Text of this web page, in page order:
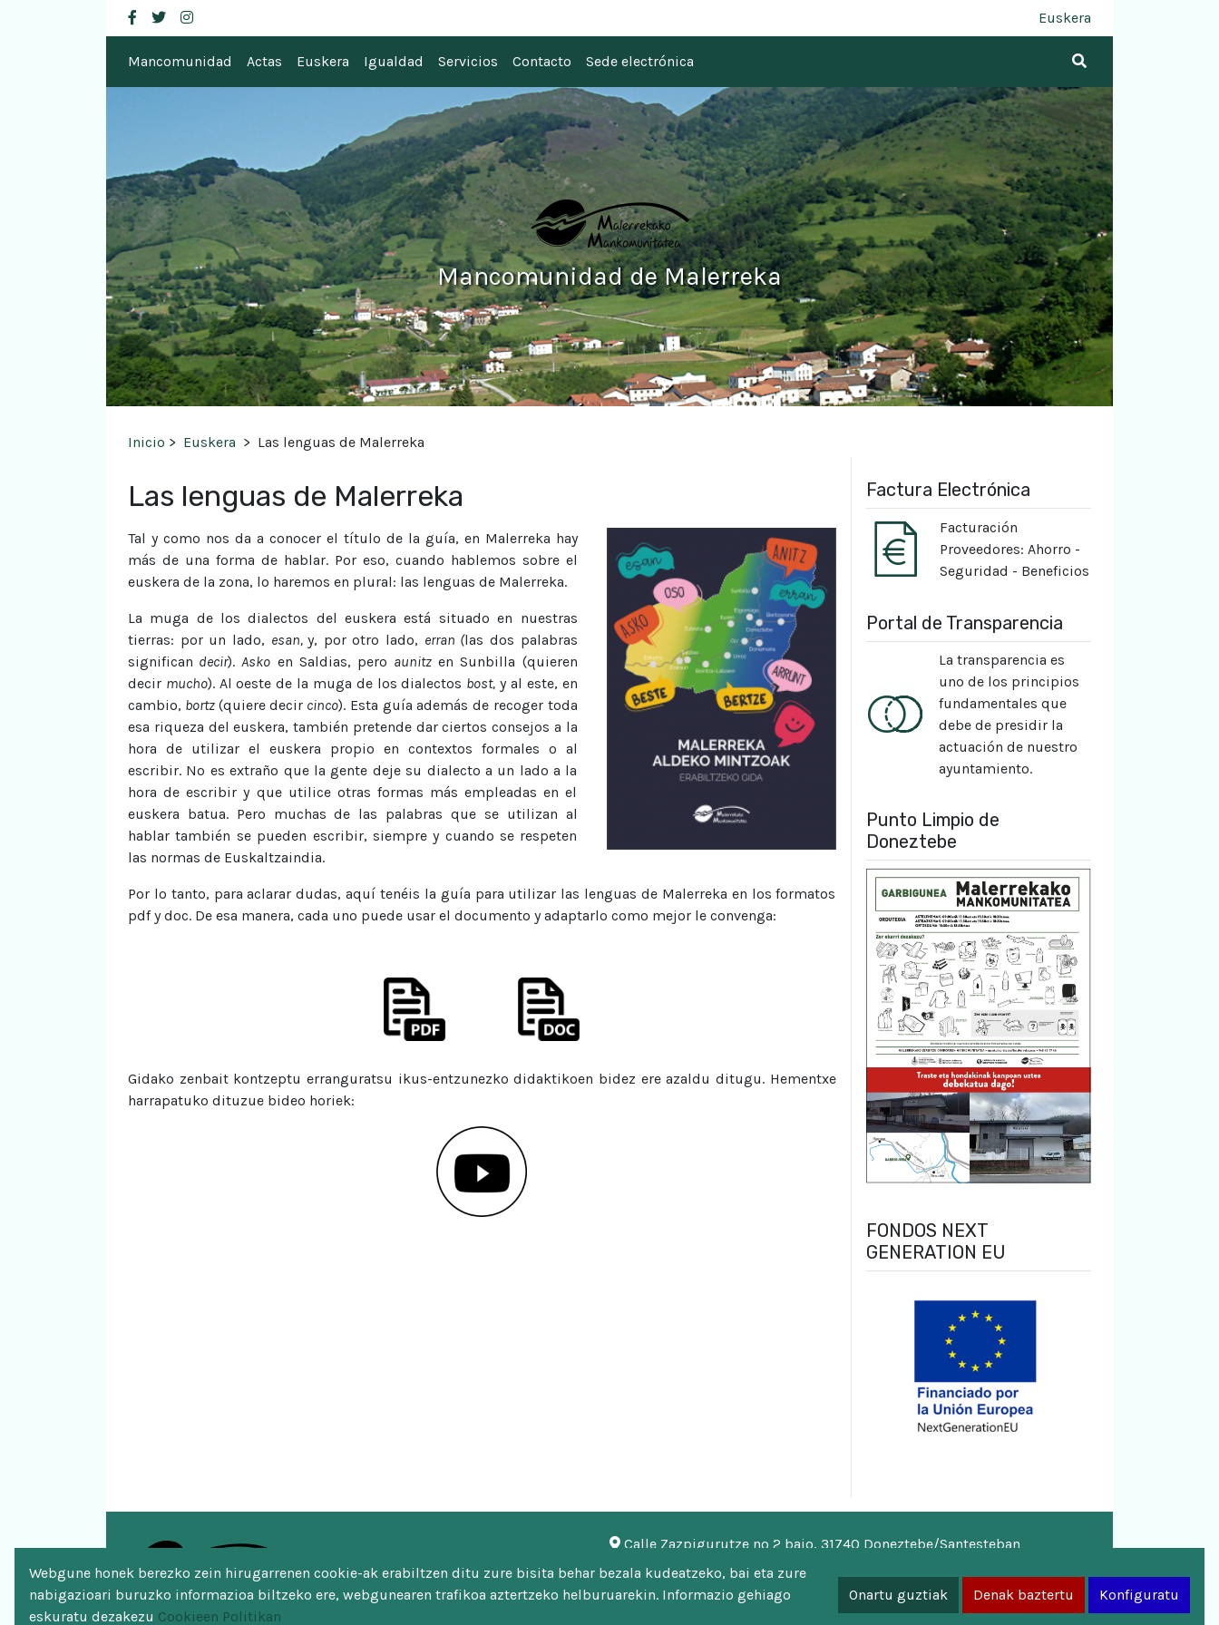
Mancomunidad de Malerreka
facebook
twitterinstagram Euskera
Mancomunidad Actas Euskera Igualdad Servicios Contacto Sede electrónica
Mancomunidad de Malerreka
Inicio > Euskera > Las lenguas de Malerreka
Las lenguas de Malerreka
Tal y como nos da a conocer el título de la guía, en Malerreka hay
más de una forma de hablar. Por eso, cuando hablemos sobre el
euskera de la zona, lo haremos en plural: las lenguas de Malerreka.
La muga de los dialectos del euskera está situado en nuestras
tierras: por un lado, esan,y, por otro lado, erran (las dos palabras
significan decir).Asko en Saldias, pero aunitz en Sunbilla (quieren
decir mucho). Al oeste de la muga de los dialectos bost, y al este, en
cambio, bortz (quiere decir cinco). Esta guía además de recoger toda
esa riqueza del euskera, también pretende dar ciertos consejos a la
hora de utilizar el euskera propio en contextos formales o al
escribir. No es extraño que la gente deje su dialecto a un lado a la
hora de escribir y que utilice otras formas más empleadas en el
euskera batua. Pero muchas de las palabras que se utilizan al
hablar también se pueden escribir, siempre y cuando se respeten
las normas de Euskaltzaindia.
Por lo tanto, para aclarar dudas, aquí tenéis la guía para utilizar las lenguas de Malerreka en los formatos
pdf y doc. De esa manera, cada uno puede usar el documento y adaptarlo como mejor le convenga:
Gidako zenbait kontzeptu erranguratsu ikus-entzunezko didaktikoen bidez ere azaldu ditugu. Hementxe
harrapatuko dituzue bideo horiek:
Factura Electrónica
Facturación
Proveedores: Ahorro -
Seguridad - Beneficios
Portal de Transparencia
La transparencia es
uno de los principios
fundamentales que
debe de presidir la
actuación de nuestro
ayuntamiento.
Punto Limpio de
Doneztebe
FONDOS NEXT
GENERATION EU
Calle Zazpigurutze nº 2 bajo, 31740 Doneztebe/Santesteban
948 451 746 | 948 451 669
mankomunitatea@malerreka.eus
Webgune honek berezko zein hirugarrenen cookie-ak erabiltzen ditu zure bisita behar bezala kudeatzeko, bai eta zure
nabigazioari buruzko informazioa biltzeko ere, webgunearen trafikoa aztertzeko helburuarekin. Informazio gehiago
eskuratu dezakezu Cookieen Politikan
Onartu guztiak Denak baztertu Konfiguratu